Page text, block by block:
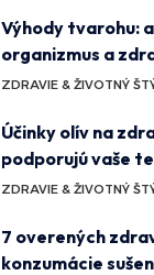
Výhody tvarohu:
organizmus a
ZDRAVIE & ŽIVOTNÝ
Účinky olív na
podporujú vaše
ZDRAVIE & ŽIVOTNÝ
7 overených
konzumácie